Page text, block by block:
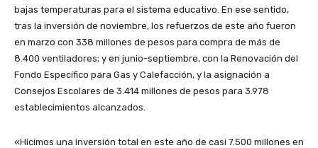
bajas temperaturas para el sistema educativo. En ese sentido,
tras la inversión de noviembre, los refuerzos de este año fueron
en marzo con 338 millones de pesos para compra de más de
8.400 ventiladores; y en junio-septiembre, con la Renovación del
Fondo Específico para Gas y Calefacción, y la asignación a
Consejos Escolares de 3.414 millones de pesos para 3.978
establecimientos alcanzados.
«Hicimos una inversión total en este año de casi 7.500 millones en